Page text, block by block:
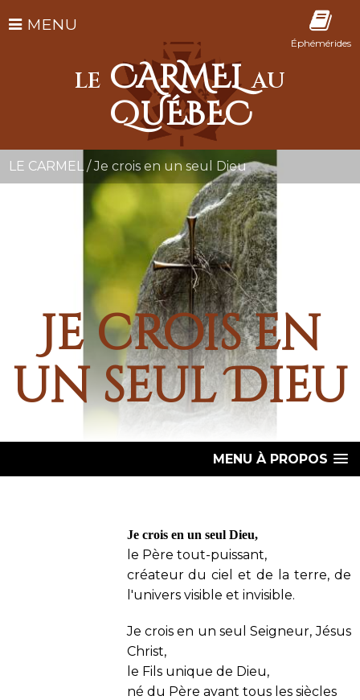
Éphémérides
MENU
LE CARMELAU
QUÉBEC
LE CARMEL /Je crois en un seul Dieu
Je crois en
un seul Dieu
MENU À PROPOS
Je crois en un seul Dieu,
le Père tout-puissant,
créateur du ciel et de la terre, de
l'univers visible et invisible.
Je crois en un seul Seigneur, Jésus
Christ,
le Fils unique de Dieu,
né du Père avant tous les siècles